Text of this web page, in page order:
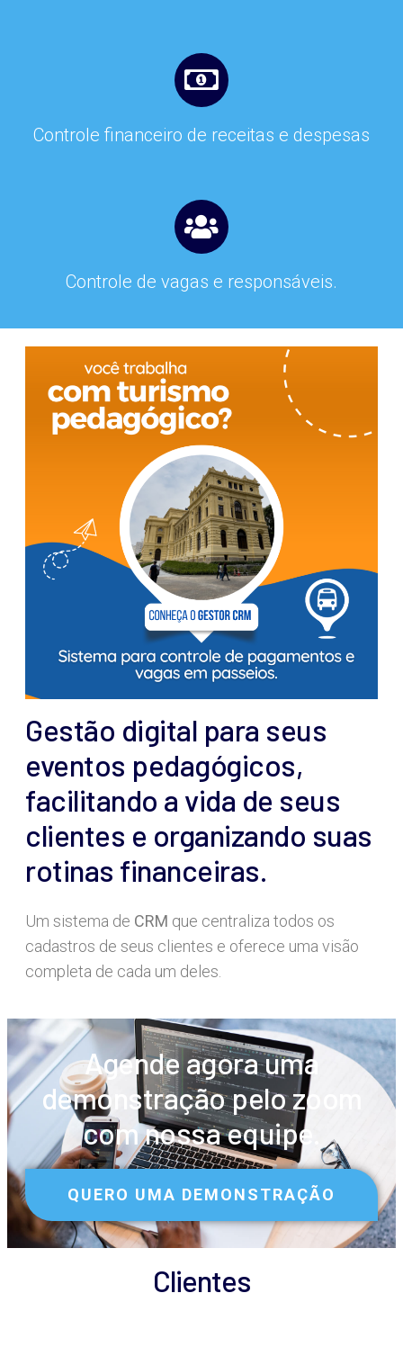
Controle financeiro de receitas e despesas
Controle de vagas e responsáveis.
Gestão digital para seus
eventos pedagógicos,
facilitando a vida de seus
clientes e organizando suas
rotinas financeiras.
Um sistema de CRM que centraliza todos os
cadastros de seus clientes e oferece uma visão
completa de cada um deles.
Agende agora uma
demonstração pelo zoom
com nossa equipe.
QUERO UMA DEMONSTRAÇÃO
Clientes